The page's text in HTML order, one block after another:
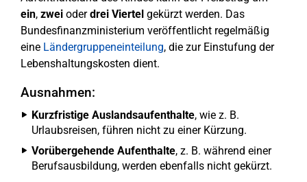
ein, zwei oderdrei Viertel gekürzt werden. Das
Bundesfinanzministerium veröffentlicht regelmäßig
eine Ländergruppeneinteilung, die zur Einstufung der
Lebenshaltungskosten dient.
Ausnahmen:
Kurzfristige Auslandsaufenthalte, wie z. B.
Urlaubsreisen, führen nicht zu einer Kürzung.
Vorübergehende Aufenthalte, z. B. während einer
Berufsausbildung, werden ebenfalls nicht gekürzt.